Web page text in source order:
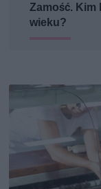
Zamość. Kim
wieku?